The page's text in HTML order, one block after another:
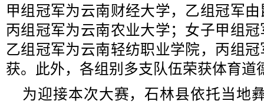
甲组冠军为云南财经大学，乙组冠军
丙组冠军为云南农业大学；女子甲组
乙组冠军为云南轻纺职业学院，丙组
获。此外，各组别多支队伍荣获体育道
为迎接本次大赛，石林县依托当地